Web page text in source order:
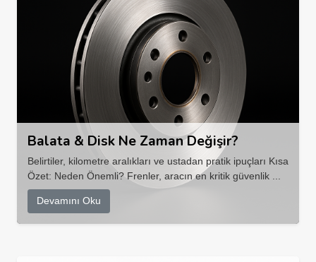
Balata & Disk Ne Zaman Değişir?
Belirtiler, kilometre aralıkları ve ustadan pratik ipuçları Kısa
Özet: Neden Önemli? Frenler, aracın en kritik güvenlik ...
Devamını Oku